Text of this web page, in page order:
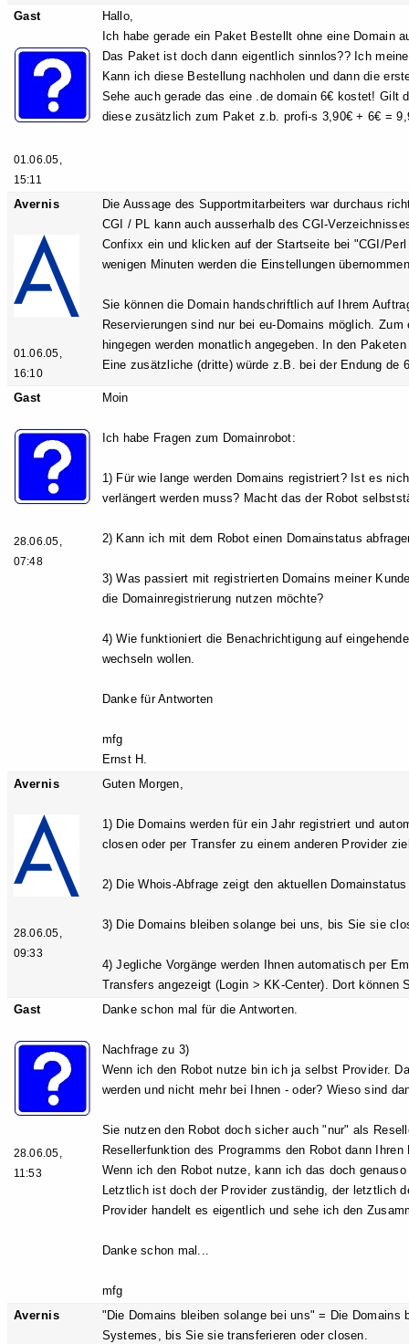
Gast
01.06.05,
15:11
Hallo,
Ich habe gerade ein Paket Bestellt ohne eine Domain
Das Paket ist doch dann eigentlich sinnlos?? Ich
Kann ich diese Bestellung nachholen und dann die
Sehe auch gerade das eine .de domain 6€ kostet! Gilt
diese zusätzlich zum Paket z.b. profi-s 3,90€ + 6€ =
Avernis
01.06.05,
16:10
Die Aussage des Supportmitarbeiters war durchaus
CGI / PL kann auch ausserhalb des CGI-
Confixx ein und klicken auf der Startseite bei "CGI/
wenigen Minuten werden die Einstellungen
Sie können die Domain handschriftlich auf Ihrem
Reservierungen sind nur bei eu-Domains möglich.
hingegen werden monatlich angegeben. In den
Eine zusätzliche (dritte) würde z.B. bei der Endung de
Gast
28.06.05,
07:48
Moin
Ich habe Fragen zum Domainrobot:
1) Für wie lange werden Domains registriert? Ist es
verlängert werden muss? Macht das der Robot
2) Kann ich mit dem Robot einen Domainstatus
3) Was passiert mit registrierten Domains meiner
die Domainregistrierung nutzen möchte?
4) Wie funktioniert die Benachrichtigung auf
wechseln wollen.
Danke für Antworten
mfg
Ernst H.
Avernis
28.06.05,
09:33
Guten Morgen,
1) Die Domains werden für ein Jahr registriert und
closen oder per Transfer zu einem anderen Provider
2) Die Whois-Abfrage zeigt den aktuellen
3) Die Domains bleiben solange bei uns, bis Sie sie
4) Jegliche Vorgänge werden Ihnen automatisch per
Transfers angezeigt (Login > KK-Center). Dort
Gast
28.06.05,
11:53
Danke schon mal für die Antworten.
Nachfrage zu 3)
Wenn ich den Robot nutze bin ich ja selbst Provider.
werden und nicht mehr bei Ihnen - oder? Wieso sind
Sie nutzen den Robot doch sicher auch "nur" als
Resellerfunktion des Programms den Robot dann Ihren
Wenn ich den Robot nutze, kann ich das doch
Letztlich ist doch der Provider zuständig, der letztlich
Provider handelt es eigentlich und sehe ich den
Danke schon mal...
mfg
Avernis
"Die Domains bleiben solange bei uns" = Die
Systemes, bis Sie sie transferieren oder closen.